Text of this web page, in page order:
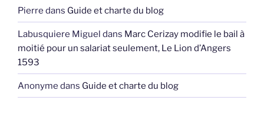
Pierre dans Guide et charte du blog
Labusquiere Miguel dans Marc Cerizay modifie le bail à
moitié pour un salariat seulement, Le Lion d’Angers
1593
Anonyme dans Guide et charte du blog